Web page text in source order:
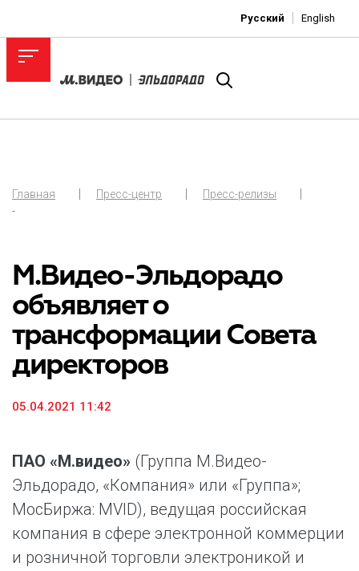
Русский English
Главная Пресс-центр
Пресс-релизы
-
М.Видео-Эльдорадо
объявляет о
трансформации Совета
директоров
05.04.2021 11:42
ПАО «М.видео» (Группа М.Видео-
Эльдорадо, «Компания» или «Группа»;
МосБиржа: MVID), ведущая российская
компания в сфере электронной коммерции
и розничной торговли электроникой и